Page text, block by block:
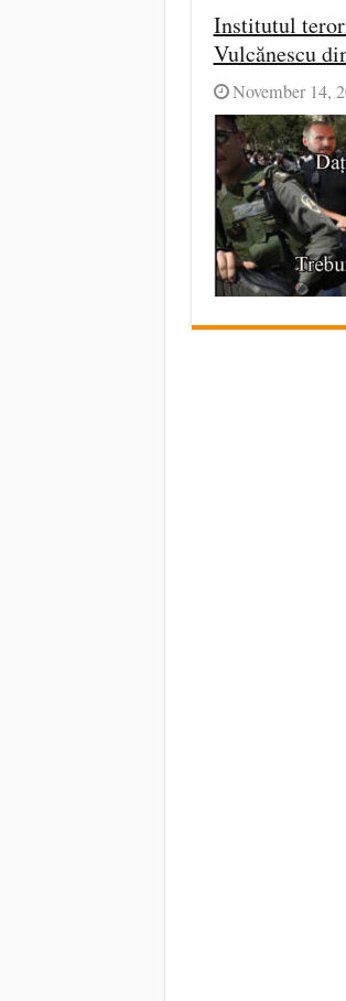
Institutul
Vulcănescu
November 14,